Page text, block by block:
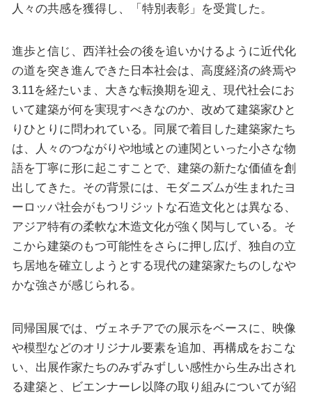
人々の共感を獲得し、「特別表彰」を受賞した。
進歩と信じ、西洋社会の後を追いかけるように近代化
の道を突き進んできた日本社会は、高度経済の終焉や
3.11を経たいま、大きな転換期を迎え、現代社会にお
いて建築が何を実現すべきなのか、改めて建築家ひと
りひとりに問われている。同展で着目した建築家たち
は、人々のつながりや地域との連関といった小さな物
語を丁寧に形に起こすことで、建築の新たな価値を創
出してきた。その背景には、モダニズムが生まれたヨ
ーロッパ社会がもつリジットな石造文化とは異なる、
アジア特有の柔軟な木造文化が強く関与している。そ
こから建築のもつ可能性をさらに押し広げ、独自の立
ち居地を確立しようとする現代の建築家たちのしなや
かな強さが感じられる。
同帰国展では、ヴェネチアでの展示をベースに、映像
や模型などのオリジナル要素を追加、再構成をおこな
い、出展作家たちのみずみずしい感性から生み出され
る建築と、ビエンナーレ以降の取り組みについてが紹